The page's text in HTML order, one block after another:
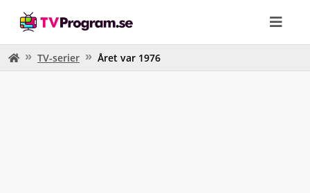
TV-serier Året var 1976